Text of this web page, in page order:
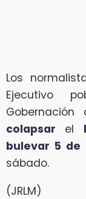
Los
Ejecutivo
colapsar el
bulevar 5 de
sábado.
(JRLM)